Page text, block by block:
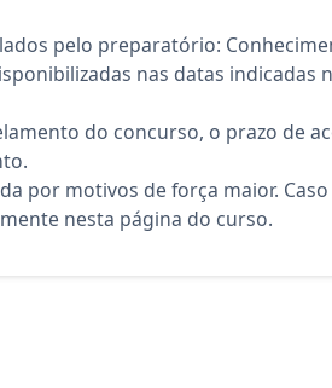
pelo preparatório:
nas datas indicadas
do concurso, o prazo de
por motivos de força maior.
nesta página do curso.